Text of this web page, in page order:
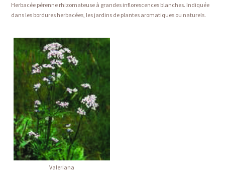
Herbacée pérenne rhizomateuse à grandes inflorescences blanches. Indiquée
dans les bordures herbacées, les jardins de plantes aromatiques ou naturels.
Valeriana